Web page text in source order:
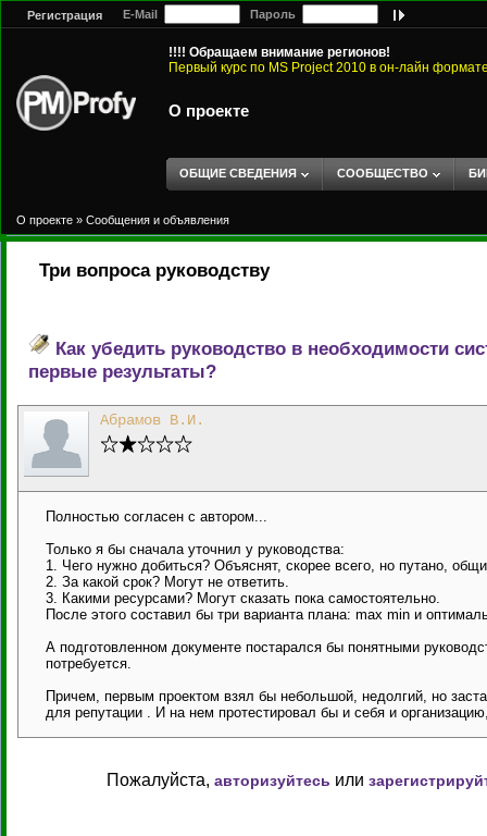
Регистрация E-Mail Пароль
!!!! Обращаем внимание регионов!
Первый курс по MS Project 2010 в он-лайн
О проекте
ОБЩИЕ СВЕДЕНИЯ СООБЩЕСТВО
О проекте » Сообщения и объявления
Три вопроса руководству
Как убедить руководство в необходимости
первые результаты?
Абрамов В.И.
Полностью согласен с автором...
Только я бы сначала уточнил у руководства:
1. Чего нужно добиться? Объяснят, скорее всего, но путано,
2. За какой срок? Могут не ответить.
3. Какими ресурсами? Могут сказать пока самостоятельно.
После этого составил бы три варианта плана: max min и
А подготовленном документе постарался бы понятными
потребуется.
Причем, первым проектом взял бы небольшой, недолгий, но
для репутации . И на нем протестировал бы и себя и
Пожалуйста, авторизуйтесь или